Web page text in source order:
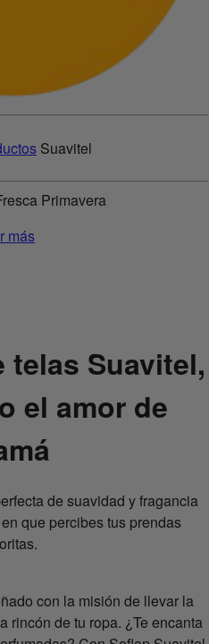
Suavitel
más
telas Suavitel,
el amor de
de suavidad y fragancia
que percibes tus prendas
con la misión de llevar la
rincón de tu ropa. ¿Te encanta